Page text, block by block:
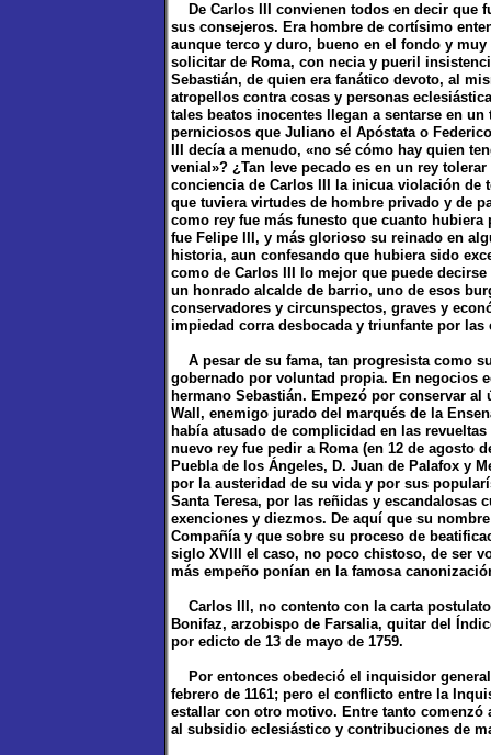
De Carlos III convienen todos en decir que
sus consejeros. Era hombre de cortísimo
aunque terco y duro, bueno en el fondo y
solicitar de Roma, con necia y pueril
Sebastián, de quien era fanático devoto, al
atropellos contra cosas y personas
tales beatos inocentes llegan a sentarse en
perniciosos que Juliano el Apóstata o
III decía a menudo, «no sé cómo hay quien
venial»? ¿Tan leve pecado es en un rey
conciencia de Carlos III la inicua violación de
que tuviera virtudes de hombre privado y de
como rey fue más funesto que cuanto
fue Felipe III, y más glorioso su reinado en
historia, aun confesando que hubiera sido
como de Carlos III lo mejor que puede
un honrado alcalde de barrio, uno de esos
conservadores y circunspectos, graves y
impiedad corra desbocada y triunfante por las
A pesar de su fama, tan progresista como
gobernado por voluntad propia. En negocios
hermano Sebastián. Empezó por conservar
Wall, enemigo jurado del marqués de la
había atusado de complicidad en las
nuevo rey fue pedir a Roma (en 12 de agosto
Puebla de los Ángeles, D. Juan de Palafox y
por la austeridad de su vida y por sus
Santa Teresa, por las reñidas y escandalosas
exenciones y diezmos. De aquí que su
Compañía y que sobre su proceso de
siglo XVIII el caso, no poco chistoso, de ser
más empeño ponían en la famosa
Carlos III, no contento con la carta
Bonifaz, arzobispo de Farsalia, quitar del
por edicto de 13 de mayo de 1759.
Por entonces obedeció el inquisidor
febrero de 1161; pero el conflicto entre la
estallar con otro motivo. Entre tanto
al subsidio eclesiástico y contribuciones de